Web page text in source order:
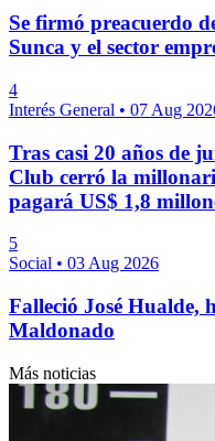
Se firmó preacuerdo
Sunca y el sector
4
Interés General • 07 Aug
Tras casi 20 años de
Club cerró la
pagará US$ 1,8
5
Social • 03 Aug 2026
Falleció José Hualde,
Maldonado
Más noticias